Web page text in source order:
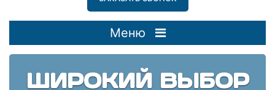
Меню
ШИРОКИЙ ВЫБОР